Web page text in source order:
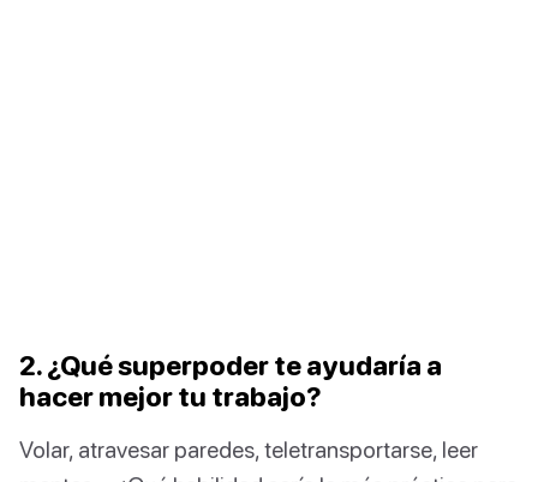
2. ¿Qué superpoder te ayudaría a
hacer mejor tu trabajo?
Volar, atravesar paredes, teletransportarse, leer